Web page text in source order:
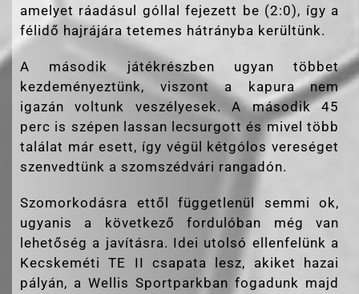
amelyet ráadásul góllal fejezett be (2:0), így a
félidő hajrájára tetemes hátrányba kerültünk.
A második játékrészben ugyan többet
kezdeményeztünk, viszont a kapura nem
igazán voltunk veszélyesek. A második 45
perc is szépen lassan lecsurgott és mivel több
találat már esett, így végül kétgólos vereséget
szenvedtünk a szomszédvári rangadón.
Szomorkodásra ettől függetlenül semmi ok,
ugyanis a következő fordulóban még van
lehetőség a javításra. Idei utolsó ellenfelünk a
Kecskeméti TE II csapata lesz, akiket hazai
pályán, a Wellis Sportparkban fogadunk majd